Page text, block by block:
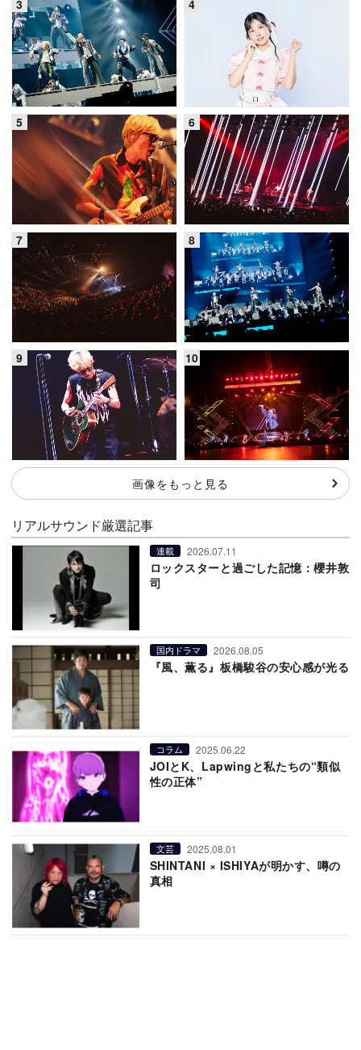
画像をもっと見る
リアルサウンド厳選記事
連載 2026.07.11
ロックスターと過ごした記憶：櫻井敦
司
国内ドラマ 2026.08.05
『風、薫る』板橋駿谷の安心感が光る
コラム 2025.06.22
JOIとK、Lapwingと私たちの“類似
性の正体”
文芸 2025.08.01
SHINTANI × ISHIYAが明かす、噂の
真相